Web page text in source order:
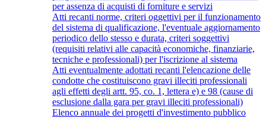
per assenza di acquisti di forniture e servizi
Atti recanti norme, criteri oggettivi per il funzionamento
del sistema di qualificazione, l'eventuale aggiornamento
periodico dello stesso e durata, criteri soggettivi
(requisiti relativi alle capacità economiche, finanziarie,
tecniche e professionali) per l'iscrizione al sistema
Atti eventualmente adottati recanti l'elencazione delle
condotte che costituiscono gravi illeciti professionali
agli effetti degli artt. 95, co. 1, lettera e) e 98 (cause di
esclusione dalla gara per gravi illeciti professionali)
Elenco annuale dei progetti d'investimento pubblico